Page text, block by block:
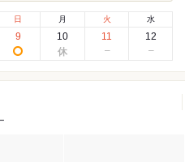
日
9
月
10
火
11
水
12